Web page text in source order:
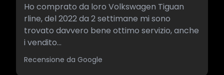
Ho comprato da loro Volkswagen Tiguan
rline, del 2022 da 2 settimane mi sono
trovato davvero bene ottimo servizio, anche
i vendito...
Recensione da Google